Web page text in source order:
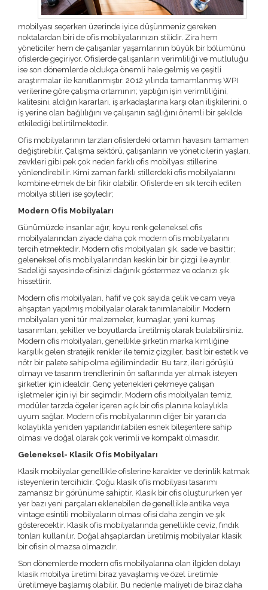
mobilyası seçerken üzerinde iyice düşünmeniz gereken
noktalardan biri de ofis mobilyalarınızın stilidir. Zira hem
yöneticiler hem de çalışanlar yaşamlarının büyük bir bölümünü
ofislerde geçiriyor. Ofislerde çalışanların verimliliği ve mutluluğu
ise son dönemlerde oldukça önemli hale gelmiş ve çeşitli
araştırmalar ile kanıtlanmıştır. 2012 yılında tamamlanmış WPI
verilerine göre çalışma ortamının; yaptığın işin verimliliğini,
kalitesini, aldığın kararları, iş arkadaşlarına karşı olan ilişkilerini, o
iş yerine olan bağlılığını ve çalışanın sağlığını önemli bir şekilde
etkilediği belirtilmektedir.
Ofis mobilyalarının tarzları ofislerdeki ortamın havasını tamamen
değiştirebilir. Çalışma sektörü, çalışanların ve yöneticilerin yaşları,
zevkleri gibi pek çok neden farklı ofis mobilyası stillerine
yönlendirebilir. Kimi zaman farklı stillerdeki ofis mobilyalarını
kombine etmek de bir fikir olabilir. Ofislerde en sık tercih edilen
mobilya stilleri ise şöyledir;
Modern Ofis Mobilyaları
Günümüzde insanlar ağır, koyu renk geleneksel ofis
mobilyalarından ziyade daha çok modern ofis mobilyalarını
tercih etmektedir. Modern ofis mobilyaları şık, sade ve basittir;
geleneksel ofis mobilyalarından keskin bir bir çizgi ile ayrılır.
Sadeliği sayesinde ofisinizi dağınık göstermez ve odanızı şık
hissettirir.
Modern ofis mobilyaları, hafif ve çok sayıda çelik ve cam veya
ahşaptan yapılmış mobilyalar olarak tanımlanabilir. Modern
mobilyaları yeni tür malzemeler, kumaşlar, yeni kumaş
tasarımları, şekiller ve boyutlarda üretilmiş olarak bulabilirsiniz.
Modern ofis mobilyaları, genellikle şirketin marka kimliğine
karşılık gelen stratejik renkler ile temiz çizgiler, basit bir estetik ve
nötr bir palete sahip olma eğilimindedir. Bu tarz, ileri görüşlü
olmayı ve tasarım trendlerinin ön saflarında yer almak isteyen
şirketler için idealdir. Genç yetenekleri çekmeye çalışan
işletmeler için iyi bir seçimdir. Modern ofis mobilyaları temiz,
modüler tarzda ögeler içeren açık bir ofis planına kolaylıkla
uyum sağlar. Modern ofis mobilyalarının diğer bir yararı da
kolaylıkla yeniden yapılandırılabilen esnek bileşenlere sahip
olması ve doğal olarak çok verimli ve kompakt olmasıdır.
Geleneksel- Klasik Ofis Mobilyaları
Klasik mobilyalar genellikle ofislerine karakter ve derinlik katmak
isteyenlerin tercihidir. Çoğu klasik ofis mobilyası tasarımı
zamansız bir görünüme sahiptir. Klasik bir ofis oluştururken yer
yer bazı yeni parçaları eklenebilen de genellikle antika veya
vintage esintili mobilyaların olması ofisi daha zengin ve şık
gösterecektir. Klasik ofis mobilyalarında genellikle ceviz, fındık
tonları kullanılır. Doğal ahşaplardan üretilmiş mobilyalar klasik
bir ofisin olmazsa olmazıdır.
Son dönemlerde modern ofis mobilyalarına olan ilgiden dolayı
klasik mobilya üretimi biraz yavaşlamış ve özel üretimle
üretilmeye başlamış olabilir. Bu nedenle maliyeti de biraz daha